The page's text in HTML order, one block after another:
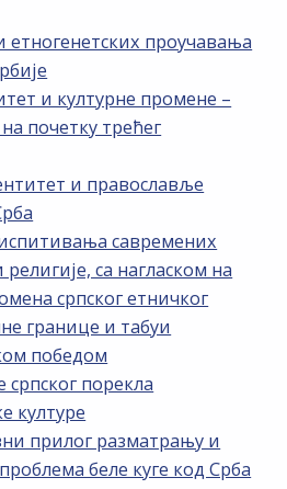
етногенетских проучавања
и културне промене –
почетку трећег
и православље
савремених
са нагласком на
српског етничког
границе и табуи
победом
порекла
културе
прилог разматрању и
беле куге код Срба